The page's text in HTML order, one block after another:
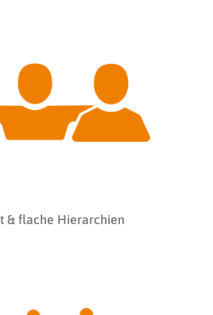
& flache Hierarchien